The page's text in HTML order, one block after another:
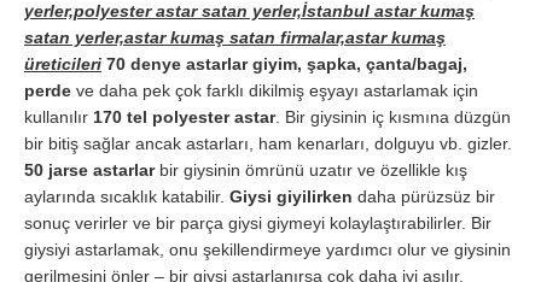
yerler,polyester astar satan yerler,İstanbul astar kumaş
satan yerler,astar kumaş satan firmalar,astar kumaş
üreticileri 70 denye astarlar giyim, şapka, çanta/bagaj,
perde ve daha pek çok farklı dikilmiş eşyayı astarlamak için
kullanılır 170 tel polyester astar. Bir giysinin iç kısmına düzgün
bir bitiş sağlar ancak astarları, ham kenarları, dolguyu vb. gizler.
50 jarse astarlarbir giysinin ömrünü uzatır ve özellikle kış
aylarında sıcaklık katabilir. Giysi giyilirken daha pürüzsüz bir
sonuç verirler ve bir parça giysi giymeyi kolaylaştırabilirler. Bir
giysiyi astarlamak, onu şekillendirmeye yardımcı olur ve giysinin
gerilmesini önler – bir giysi astarlanırsa çok daha iyi asılır.